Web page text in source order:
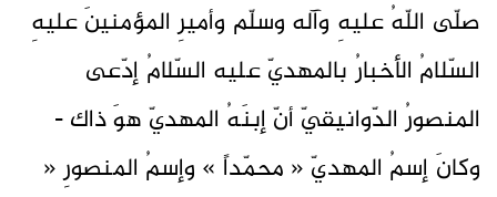
صلّى اللّهُ عليهِ وآله وسلّم وأميرِ المؤمنينَ عليهِ
السّلامُ الأخبارُ بالمهديّ عليه السّلامُ إدّعى
المنصورُ الدّوانيقيّ أنّ إبنَهُ المهديّ هوَ ذاك -
وكانَ إسمُ المهديّ « محمّداً » وإسمُ المنصورِ «